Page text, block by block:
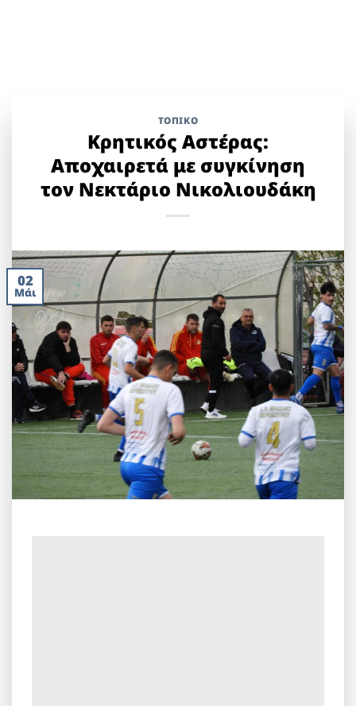
ΤΟΠΙΚΌ
Κρητικός Αστέρας:
Αποχαιρετά με συγκίνηση
τον Νεκτάριο Νικολιουδάκη
02
Μάι